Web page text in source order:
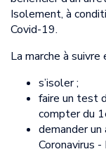
Isolement, à
Covid-19.
La marche à
s’isoler ;
faire un test
compter du
demander
Coronavirus